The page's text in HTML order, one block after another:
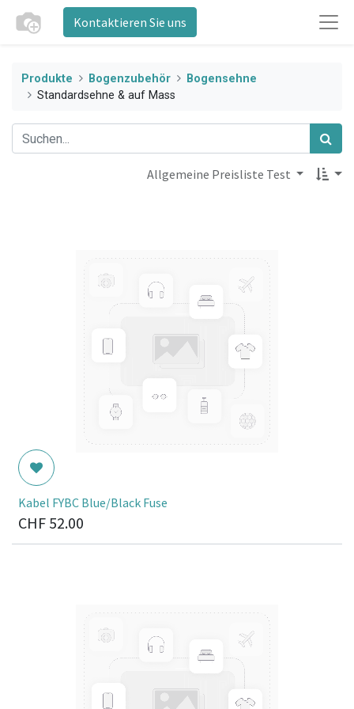
Kontaktieren Sie uns
Produkte Bogenzubehör
Bogensehne
Standardsehne & auf Mass
Allgemeine Preisliste Test
Kabel FYBC Blue/Black Fuse
CHF 52.00